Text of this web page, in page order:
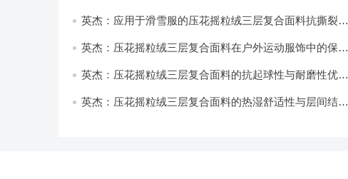
英杰：应用于滑雪服的压花摇粒绒三层复合面料抗撕裂与
英杰：压花摇粒绒三层复合面料在户外运动服饰中的保暖
英杰：压花摇粒绒三层复合面料的抗起球性与耐磨性优化
英杰：压花摇粒绒三层复合面料的热湿舒适性与层间结合